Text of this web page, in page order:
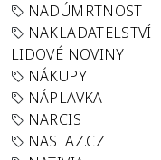
NADÚMRTNOST
NAKLADATELSTVÍ
LIDOVÉ NOVINY
NÁKUPY
NÁPLAVKA
NARCIS
NASTAZ.CZ